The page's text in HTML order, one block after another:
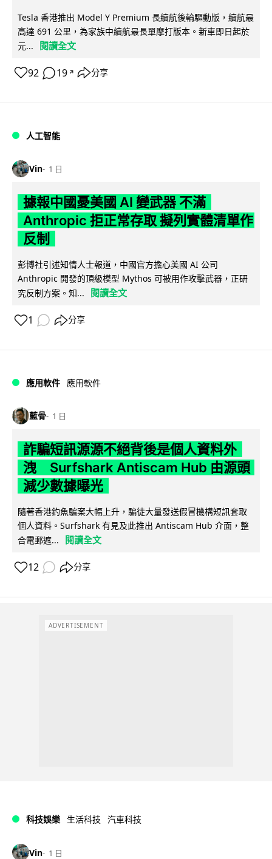
Tesla 香港推出 Model Y Premium 長續航後輪驅動版，續航最
高達 691 公里，為家族中續航最長單摩打版本。新車即日起於
元...
閱讀全文
92 19 ↗ 分享
人工智能
Vin 1 日
據報中國憂美國 AI 變武器 不滿
Anthropic 拒正常存取 擬列實體清單作
反制
彭博社引述知情人士報道，中國官方擔心美國 AI 公司
Anthropic 開發的頂級模型 Mythos 可被用作攻擊武器，正研
究反制方案。知...
閱讀全文
1 分享
應用軟件 應用軟件
藍骨 1 日
詐騙短訊源源不絕背後是個人資料外
洩 Surfshark Antiscam Hub 由源頭
減少數據曝光
隨著香港釣魚騙案大幅上升，騙徒大量發送假冒機構短訊套取
個人資料。Surfshark 有見及此推出 Antiscam Hub 介面，整
合電郵遮...
閱讀全文
12 分享
ADVERTISEMENT
科技娛樂 生活科技 汽車科技
Vin 1 日